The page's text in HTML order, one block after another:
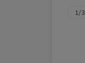
1/3